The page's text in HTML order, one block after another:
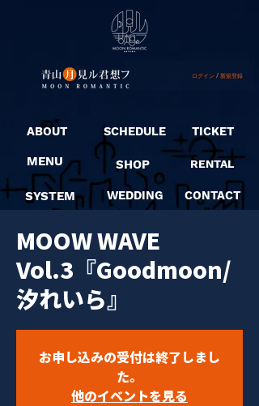
ログイン / 新規登録
ABOUT
MENU
SYSTEM
SCHEDULE
SHOP
WEDDING
TICKET
RENTAL
CONTACT
MOOW WAVE
Vol.3『Goodmoon/
汐れいら』
お申し込みの受付は終了しまし
た。
他のイベントを見る